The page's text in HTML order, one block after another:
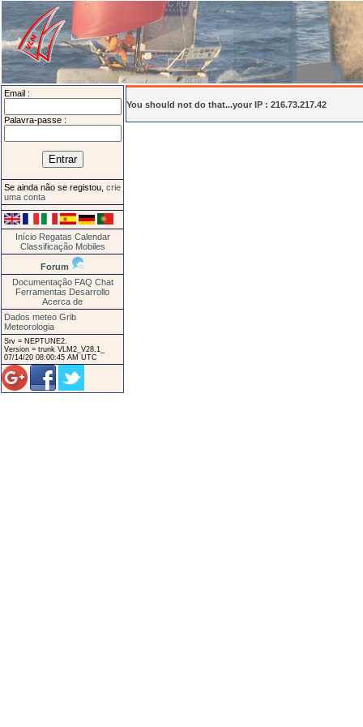
Email :
Palavra-passe :
Se ainda não se registou, crie
uma conta
Início Regatas Calendar
Classificação Mobiles
Forum
Documentação FAQ Chat
Ferramentas Desarrollo
Acerca de
Dados meteo Grib
Meteorologia
Srv = NEPTUNE2.
Version = trunk VLM2_V28.1_
07/14/20 08:00:45 AM UTC
You should not do that...your IP : 216.73.217.42